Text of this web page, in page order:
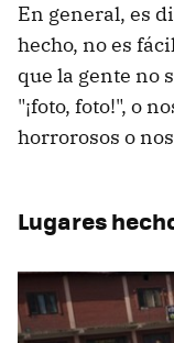
En general, es
hecho, no es
que la gente no
"¡foto, foto!", o
horrorosos o
Lugares